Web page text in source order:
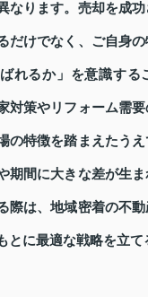
なります。売却を成
だけでなく、ご自身の
れるか」を意識する
対策やリフォーム需
の特徴を踏まえたう
期間に大きな差が生ま
際は、地域密着の不
とに最適な戦略を立て